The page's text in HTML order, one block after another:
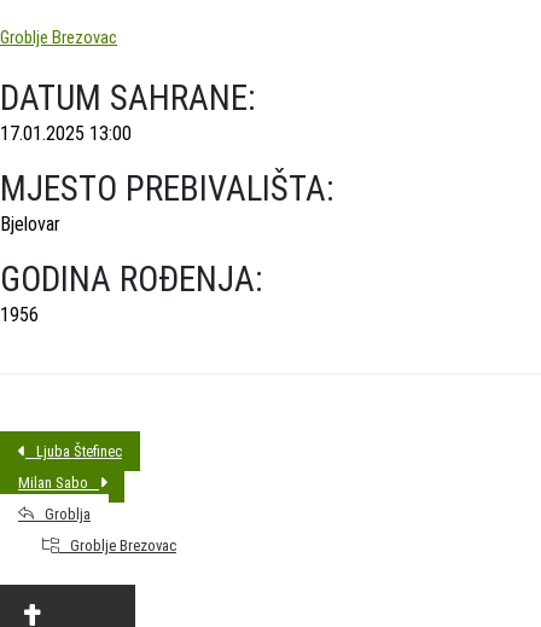
Groblje Brezovac
DATUM SAHRANE:
17.01.2025 13:00
MJESTO PREBIVALIŠTA:
Bjelovar
GODINA ROĐENJA:
1956
Ljuba Štefinec
Milan Sabo
Groblja
Groblje Brezovac